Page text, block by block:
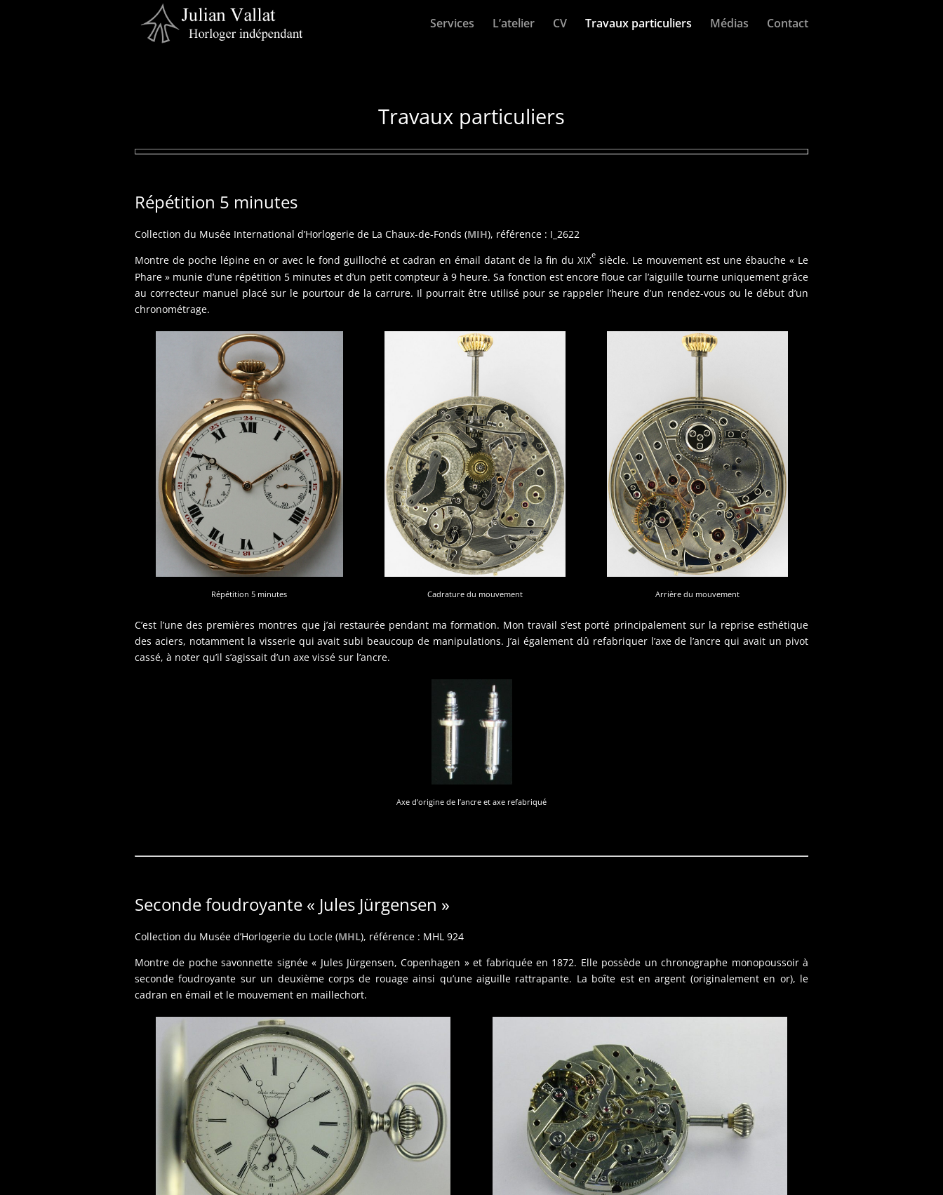
Services L’atelier CV Travaux particuliers Médias Contact
Travaux particuliers
Répétition 5 minutes
Collection du Musée International d’Horlogerie de La Chaux-de-Fonds (MIH), référence : I_2622
Montre de poche lépine en or avec le fond guilloché et cadran en émail datant de la fin du XIXe siècle. Le mouvement est une ébauche « Le
Phare » munie d’une répétition 5 minutes et d’un petit compteur à 9 heure. Sa fonction est encore floue car l’aiguille tourne uniquement grâce
au correcteur manuel placé sur le pourtour de la carrure. Il pourrait être utilisé pour se rappeler l’heure d’un rendez-vous ou le début d’un
chronométrage.
Répétition 5 minutes Cadrature du mouvement Arrière du mouvement
C’est l’une des premières montres que j’ai restaurée pendant ma formation. Mon travail s’est porté principalement sur la reprise esthétique
des aciers, notamment la visserie qui avait subi beaucoup de manipulations. J’ai également dû refabriquer l’axe de l’ancre qui avait un pivot
cassé, à noter qu’il s’agissait d’un axe vissé sur l’ancre.
Axe d’origine de l’ancre et axe refabriqué
Seconde foudroyante « Jules Jürgensen »
Collection du Musée d’Horlogerie du Locle (MHL), référence : MHL 924
Montre de poche savonnette signée « Jules Jürgensen, Copenhagen » et fabriquée en 1872. Elle possède un chronographe monopoussoir à
seconde foudroyante sur un deuxième corps de rouage ainsi qu’une aiguille rattrapante. La boîte est en argent (originalement en or), le
cadran en émail et le mouvement en maillechort.